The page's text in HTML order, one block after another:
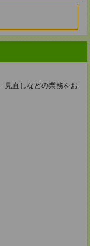
見直しなどの業務をお